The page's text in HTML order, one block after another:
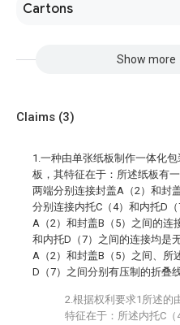
Cartons
Show more
Claims (3)
1.一种由单张纸板制作一体化
板，其特征在于：所述纸板有
两端分别连接封盖A（2）和封
分别连接内托C（4）和内托D
A（2）和封盖B（5）之间的连
和内托D（7）之间的连接均是
A（2）和封盖B（5）之间、所
D（7）之间分别有压制的折叠
2.根据权利要求1所述的
特征在于：所述内托C